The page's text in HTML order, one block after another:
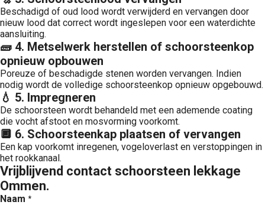
Beschadigd of oud lood wordt verwijderd en vervangen door
nieuw lood dat correct wordt ingeslepen voor een waterdichte
aansluiting.
🧱 4. Metselwerk herstellen of schoorsteenkop
opnieuw opbouwen
Poreuze of beschadigde stenen worden vervangen. Indien
nodig wordt de volledige schoorsteenkop opnieuw opgebouwd.
💧 5. Impregneren
De schoorsteen wordt behandeld met een ademende coating
die vocht afstoot en mosvorming voorkomt.
🔲 6. Schoorsteenkap plaatsen of vervangen
Een kap voorkomt inregenen, vogeloverlast en verstoppingen in
het rookkanaal.
Vrijblijvend contact schoorsteen lekkage
Ommen.
Naam *